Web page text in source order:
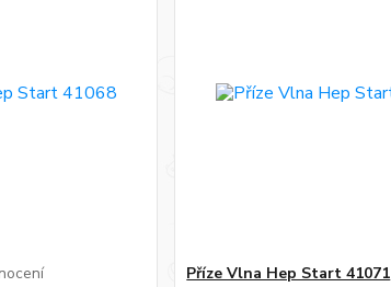
Příze Vlna Hep Start 41071